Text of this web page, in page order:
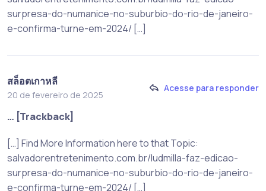
surpresa-do-numanice-no-suburbio-do-rio-de-janeiro-
e-confirma-turne-em-2024/ […]
สล็อตเกาหลี
20 de fevereiro de 2025
Acesse para responder
… [Trackback]
[…] Find More Information here to that Topic:
salvadorentretenimento.com.br/ludmilla-faz-edicao-
surpresa-do-numanice-no-suburbio-do-rio-de-janeiro-
e-confirma-turne-em-2024/ […]